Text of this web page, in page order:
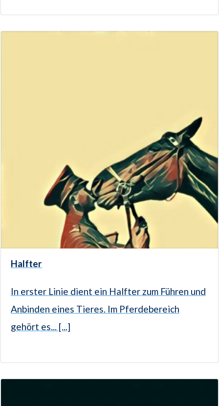
Halfter
In erster Linie dient ein Halfter zum Führen und
Anbinden eines Tieres. Im Pferdebereich
gehört es... [...]